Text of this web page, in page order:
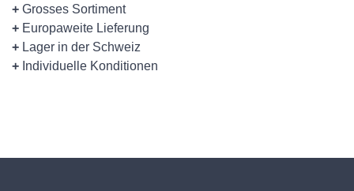
+ Grosses Sortiment
+ Europaweite Lieferung
+ Lager in der Schweiz
+ Individuelle Konditionen